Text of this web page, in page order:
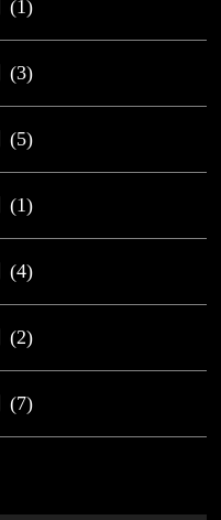
(1)
(3)
(5)
(1)
(4)
(2)
(7)